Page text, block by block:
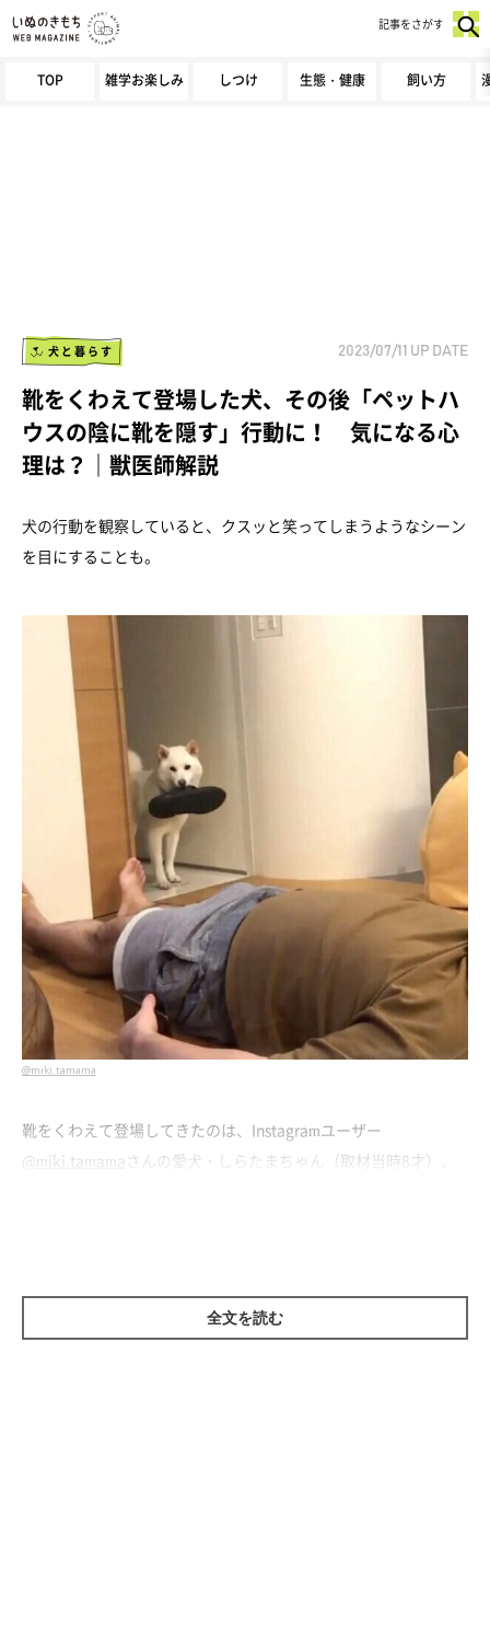
TOP 雑学お楽しみ しつけ 生態・健康 飼い方
記事をさがす
犬と暮らす 2023/07/11 UP DATE
靴をくわえて登場した犬、その後「ペットハ
ウスの陰に靴を隠す」行動に！ 気になる心
理は？｜獣医師解説
犬の行動を観察していると、クスッと笑ってしまうようなシーン
を目にすることも。
@miki.tamama
靴をくわえて登場してきたのは、Instagramユーザー
@miki.tamama さんの愛犬・しらたまちゃん（取材当時8才）。
全文を読む